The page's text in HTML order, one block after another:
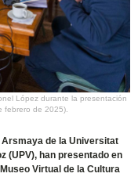
López durante la presentación
febrero de 2025).
de la Universitat
(UPV), han presentado en
Virtual de la Cultura